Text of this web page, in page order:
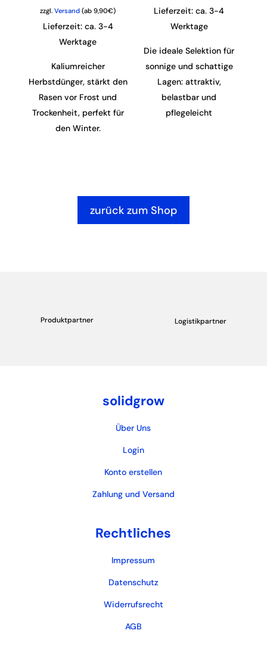
zzgl.Versand (ab 9,90€)
Lieferzeit: ca. 3-4
Werktage
Kaliumreicher
Herbstdünger, stärkt den
Rasen vor Frost und
Trockenheit, perfekt für
den Winter.
Lieferzeit: ca. 3-4
Werktage
Die ideale Selektion für
sonnige und schattige
Lagen: attraktiv,
belastbar und
pflegeleicht
zurück zum Shop
Produktpartner Logistikpartner
solidgrow
Über Uns
Login
Konto erstellen
Zahlung und Versand
Rechtliches
Impressum
Datenschutz
Widerrufsrecht
AGB